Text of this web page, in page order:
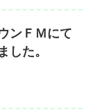
ンＦＭにて
した。